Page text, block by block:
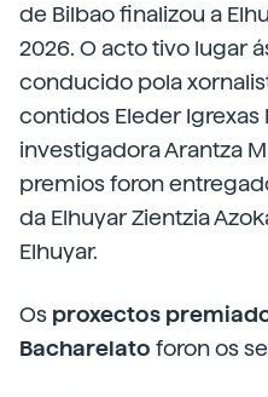
de Bilbao finalizou a
2026. O acto tivo lugar
conducido pola
contidos Eleder Igrexas
investigadora Arantza
premios foron
da Elhuyar Zientzia
Elhuyar.
Os proxectos
Bacharelato foron os